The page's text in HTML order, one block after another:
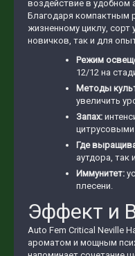
воздействие в
Благодаря компактным
жизненному циклу,
новичков, так и для
Режим
12/12 на
Методы
увеличить
Запах:
Где
аутдора, так
Иммунитет:
плесени.
Эффект и
Auto Fem Critical Neville
ароматом и мощным